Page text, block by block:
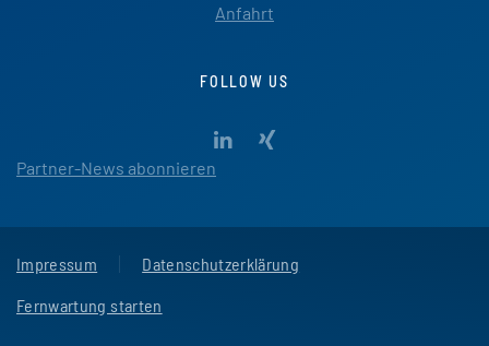
Anfahrt
FOLLOW US
Partner-News abonnieren
Impressum
Datenschutzerklärung
Fernwartung starten